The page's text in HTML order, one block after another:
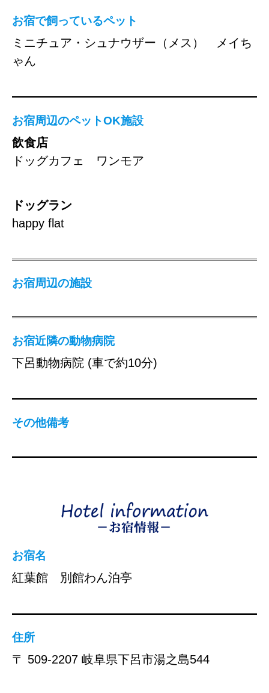
お宿で飼っているペット
ミニチュア・シュナウザー（メス） メイち
ゃん
お宿周辺のペットOK施設
飲食店
ドッグカフェ ワンモア
ドッグラン
happy flat
お宿周辺の施設
お宿近隣の動物病院
下呂動物病院 (車で約10分)
その他備考
お宿名
紅葉館 別館わん泊亭
住所
〒 509-2207 岐阜県下呂市湯之島544